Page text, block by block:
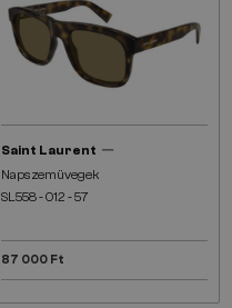
Saint Laurent —
Napszemüvegek
SL558 - 012 - 57
87 000 Ft